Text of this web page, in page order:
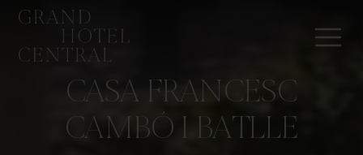
CASA FRANCESC
CAMBÓ I BATLLE